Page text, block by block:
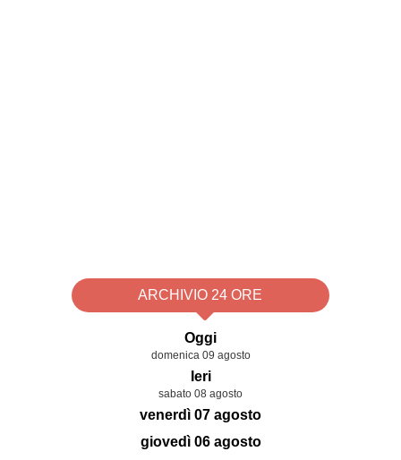
ARCHIVIO 24 ORE
Oggi
domenica 09 agosto
Ieri
sabato 08 agosto
venerdì 07 agosto
giovedì 06 agosto